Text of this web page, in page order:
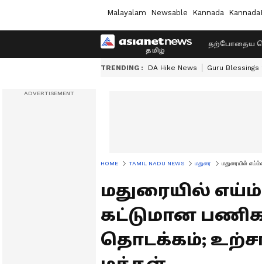
Malayalam Newsable Kannada
தற்போதைய
TRENDING : DA Hike News Guru Blessings
HOME TAMIL NADU NEWS மதுரை மதுரையில்
மதுரையில்
கட்டுமான
தொடக்கம்;